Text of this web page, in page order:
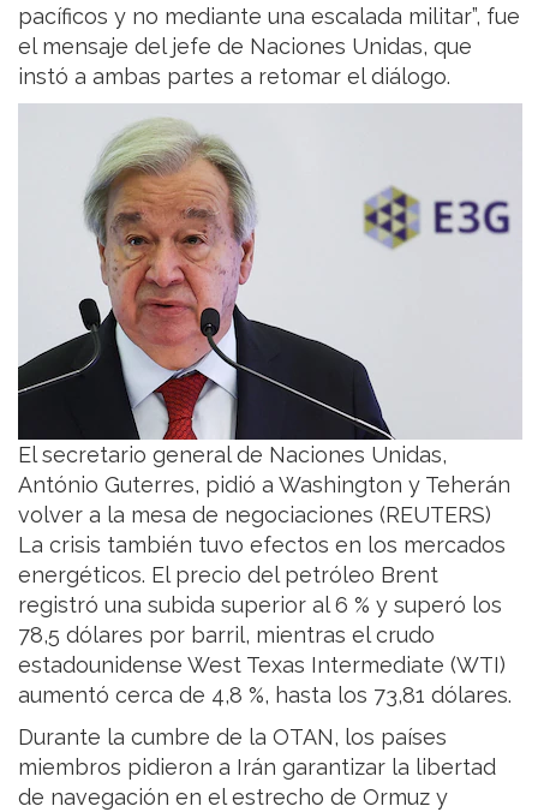
pacíficos y no mediante una escalada militar”, fue
el mensaje del jefe de Naciones Unidas, que
instó a ambas partes a retomar el diálogo.
El secretario general de Naciones Unidas,
António Guterres, pidió a Washington y Teherán
volver a la mesa de negociaciones (REUTERS)
La crisis también tuvo efectos en los mercados
energéticos. El precio del petróleo Brent
registró una subida superior al 6 % y superó los
78,5 dólares por barril, mientras el crudo
estadounidense West Texas Intermediate (WTI)
aumentó cerca de 4,8 %, hasta los 73,81 dólares.
Durante la cumbre de la OTAN, los países
miembros pidieron a Irán garantizar la libertad
de navegación en el estrecho de Ormuz y